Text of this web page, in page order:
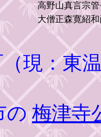
高野山真言宗
大僧正森寛紹
現：東
の梅津寺